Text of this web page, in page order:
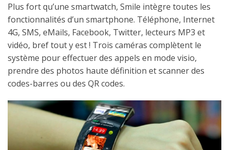
Plus fort qu’une smartwatch, Smile intègre toutes les
fonctionnalités d’un smartphone. Téléphone, Internet
4G, SMS, eMails, Facebook, Twitter, lecteurs MP3 et
vidéo, bref tout y est ! Trois caméras complètent le
système pour effectuer des appels en mode visio,
prendre des photos haute définition et scanner des
codes-barres ou des QR codes.